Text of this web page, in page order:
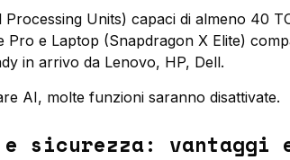
Units) capaci di almeno 40
Pro e Laptop (Snapdragon X Elite)
in arrivo da Lenovo, HP, Dell.
AI, molte funzioni saranno disattivate.
e sicurezza: vantaggi